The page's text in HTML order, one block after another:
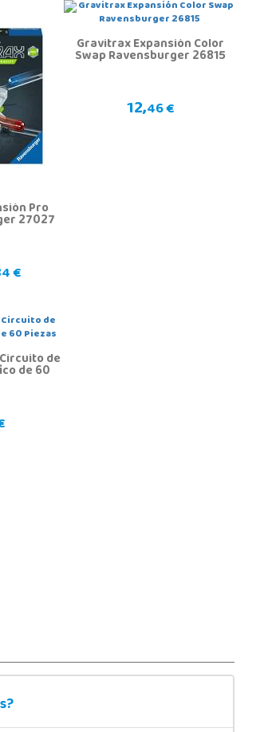
Pro
27027
€
Gravitrax Expansión Color
Swap Ravensburger 26815
12,46 €
de
de 60